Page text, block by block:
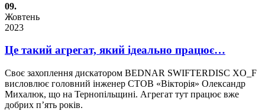
09.
Жовтень
2023
Це такий агрегат, який ідеально працює…
Своє захоплення дискатором BEDNAR SWIFTERDISC XO_F
висловлює головний інженер СТОВ «Вікторія» Олександр
Михалюк, що на Тернопільщині. Агрегат тут працює вже
добрих п’ять років.